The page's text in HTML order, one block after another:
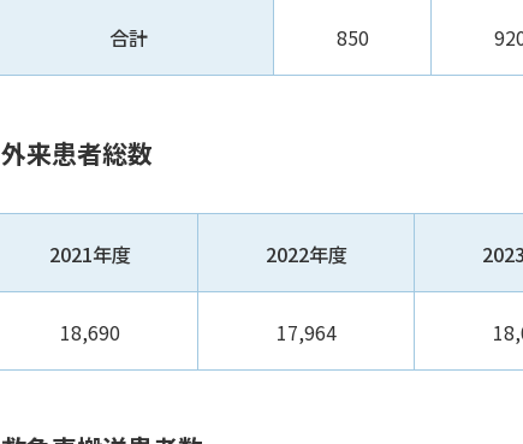
合計 850
外来患者総数
2021年度 2022年度
18,690 17,964